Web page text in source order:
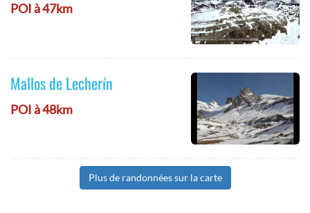
POI à 47km
Mallos de Lecherín
POI à 48km
Plus de randonnées sur la carte